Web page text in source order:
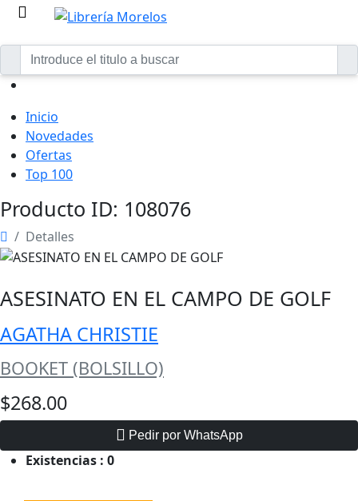
Inicio
Novedades
Ofertas
Top 100
Producto ID: 108076
Detalles
ASESINATO EN EL CAMPO DE GOLF
AGATHA CHRISTIE
BOOKET (BOLSILLO)
$268.00
Pedir por WhatsApp
Existencias : 0